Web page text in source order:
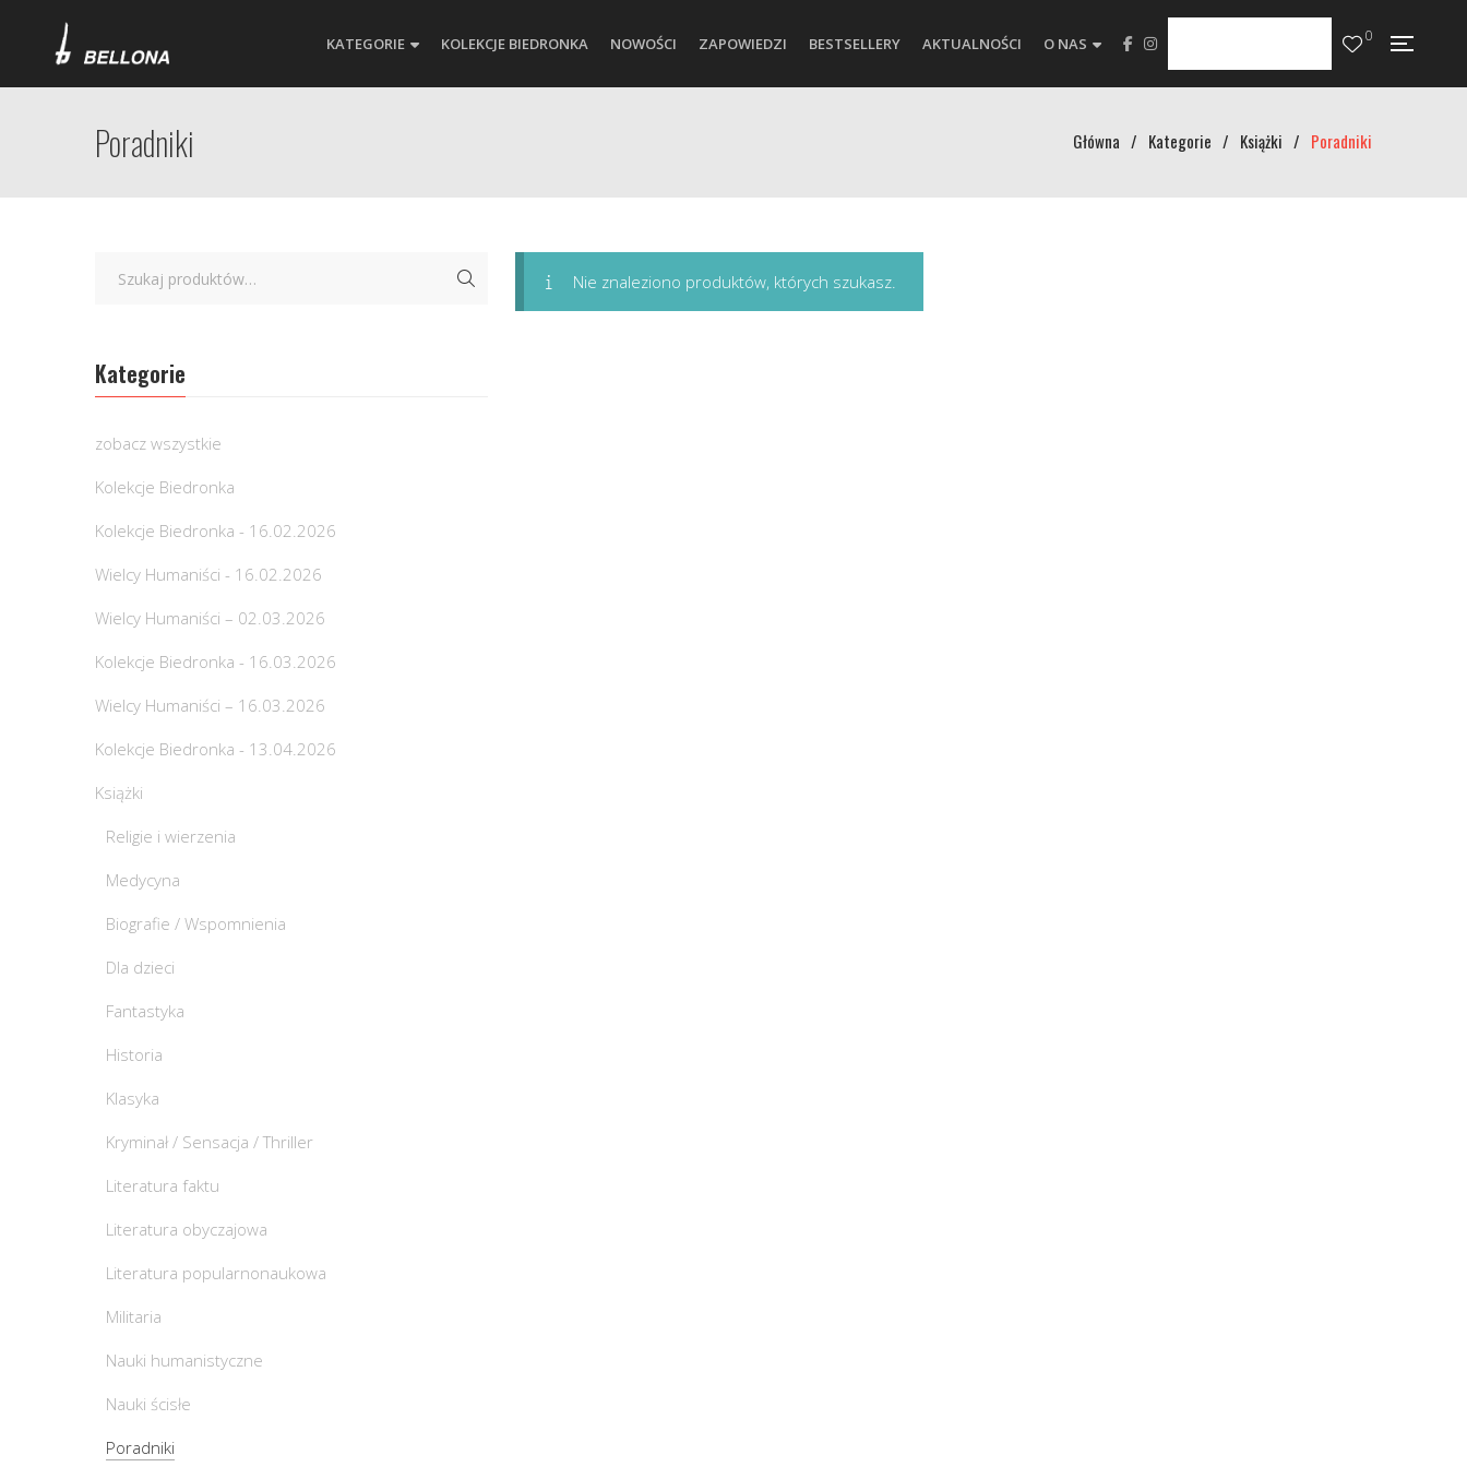
KATEGORIE KOLEKCJE BIEDRONKA NOWOŚCI ZAPOWIEDZI BESTSELLERY AKTUALNOŚCI O NAS 0
Poradniki Główna / Kategorie / Książki / Poradniki
Nie znaleziono produktów, których szukasz.
Kategorie
zobacz wszystkie
Kolekcje Biedronka
Kolekcje Biedronka - 16.02.2026
Wielcy Humaniści - 16.02.2026
Wielcy Humaniści – 02.03.2026
Kolekcje Biedronka - 16.03.2026
Wielcy Humaniści – 16.03.2026
Kolekcje Biedronka - 13.04.2026
Książki
Religie i wierzenia
Medycyna
Biografie / Wspomnienia
Dla dzieci
Fantastyka
Historia
Klasyka
Kryminał / Sensacja / Thriller
Literatura faktu
Literatura obyczajowa
Literatura popularnonaukowa
Militaria
Nauki humanistyczne
Nauki ścisłe
Poradniki